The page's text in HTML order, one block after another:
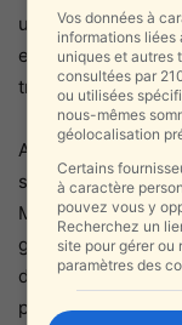
un déséquilibre
exploitation
transporteur
Au-delà des
sur la dimension
Minsk. La
garantir une
d’une des plus
précisément dans
Vos données à
informations
uniques et autres
consultées par
ou utilisées
nous-mêmes
géolocalisation
Certains
à caractère
pouvez vous y
Recherchez un
site pour gérer ou
paramètres des